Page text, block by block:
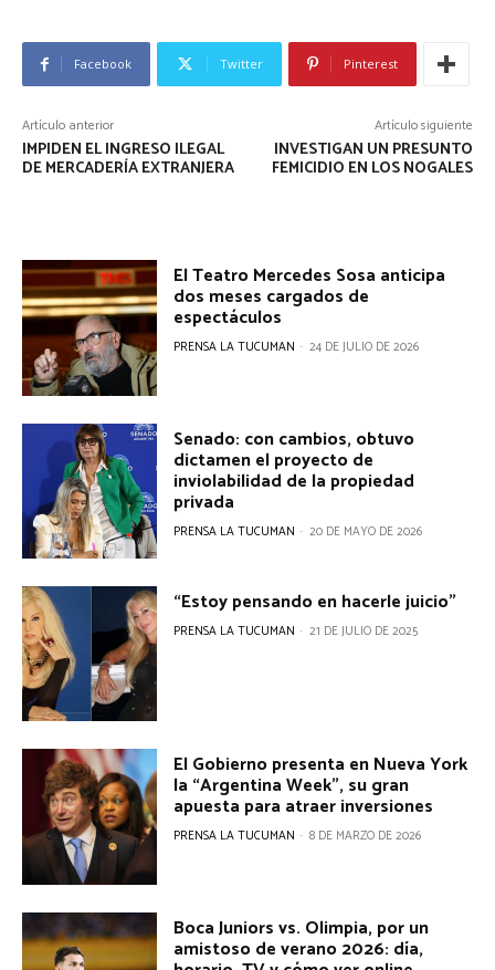
Facebook Twitter Pinterest
Artículo anterior
IMPIDEN EL INGRESO ILEGAL
DE MERCADERÍA EXTRANJERA
Artículo siguiente
INVESTIGAN UN PRESUNTO
FEMICIDIO EN LOS NOGALES
El Teatro Mercedes Sosa anticipa
dos meses cargados de
espectáculos
PRENSA LA TUCUMAN - 24 DE JULIO DE 2026
Senado: con cambios, obtuvo
dictamen el proyecto de
inviolabilidad de la propiedad
privada
PRENSA LA TUCUMAN - 20 DE MAYO DE 2026
“Estoy pensando en hacerle juicio”
PRENSA LA TUCUMAN - 21 DE JULIO DE 2025
El Gobierno presenta en Nueva York
la “Argentina Week”, su gran
apuesta para atraer inversiones
PRENSA LA TUCUMAN - 8 DE MARZO DE 2026
Boca Juniors vs. Olimpia, por un
amistoso de verano 2026: día,